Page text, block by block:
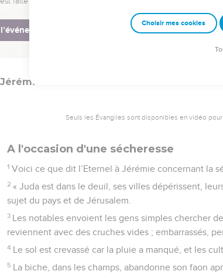
les hauteurs, dans la campagne. Malheur à toi,
La Bible Du Semeur Copyright © 1992, 1999 by
Jérémie
Seuls les Évangiles sont disponibles en vidéo pour
A l'occasion d'une sécheresse
1 Voici ce que dit l’Eternel à Jérémie concernant la
2 « Juda est dans le deuil, ses villes dépérissent,
sujet du pays et de Jérusalem.
3 Les notables envoient les gens simples chercher
reviennent avec des cruches vides ; embarrassés,
4 Le sol est crevassé car la pluie a manqué, et les
5 La biche, dans les champs, abandonne son faon
Choisir mes cookies